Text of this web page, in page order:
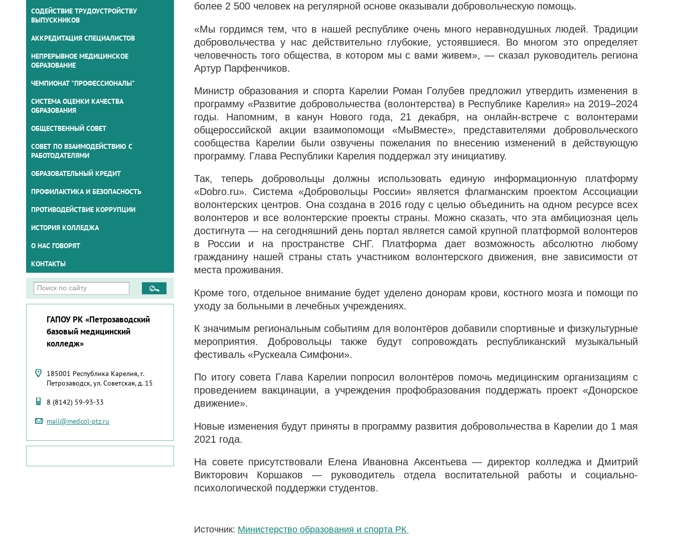
СОДЕЙСТВИЕ ТРУДОУСТРОЙСТВУ
ВЫПУСКНИКОВ
АККРЕДИТАЦИЯ СПЕЦИАЛИСТОВ
НЕПРЕРЫВНОЕ МЕДИЦИНСКОЕ
ОБРАЗОВАНИЕ
ЧЕМПИОНАТ "ПРОФЕССИОНАЛЫ"
СИСТЕМА ОЦЕНКИ КАЧЕСТВА
ОБРАЗОВАНИЯ
ОБЩЕСТВЕННЫЙ СОВЕТ
СОВЕТ ПО ВЗАИМОДЕЙСТВИЮ С
РАБОТОДАТЕЛЯМИ
ОБРАЗОВАТЕЛЬНЫЙ КРЕДИТ
ПРОФИЛАКТИКА И БЕЗОПАСНОСТЬ
ПРОТИВОДЕЙСТВИЕ КОРРУПЦИИ
ИСТОРИЯ КОЛЛЕДЖА
О НАС ГОВОРЯТ
КОНТАКТЫ
ГАПОУ РК «Петрозаводский
базовый медицинский
колледж»
185001 Республика Карелия, г.
Петрозаводск, ул. Советская, д. 15
8 (8142) 59-93-33
mail@medcol-ptz.ru
более 2 500 человек на регулярной основе оказывали добровольческую помощь.
«Мы гордимся тем, что в нашей республике очень много неравнодушных людей. Традиции
добровольчества у нас действительно глубокие, устоявшиеся. Во многом это определяет
человечность того общества, в котором мы с вами живем», — сказал руководитель региона
Артур Парфенчиков.
Министр образования и спорта Карелии Роман Голубев предложил утвердить изменения в
программу «Развитие добровольчества (волонтерства) в Республике Карелия» на 2019–2024
годы. Напомним, в канун Нового года, 21 декабря, на онлайн-встрече с волонтерами
общероссийской акции взаимопомощи «МыВместе», представителями добровольческого
сообщества Карелии были озвучены пожелания по внесению изменений в действующую
программу. Глава Республики Карелия поддержал эту инициативу.
Так, теперь добровольцы должны использовать единую информационную платформу
«Dobro.ru». Cистема «Добровольцы России» является флагманским проектом Ассоциации
волонтерских центров. Она создана в 2016 году с целью объединить на одном ресурсе всех
волонтеров и все волонтерские проекты страны. Можно сказать, что эта амбициозная цель
достигнута — на сегодняшний день портал является самой крупной платформой волонтеров
в России и на пространстве СНГ. Платформа дает возможность абсолютно любому
гражданину нашей страны стать участником волонтерского движения, вне зависимости от
места проживания.
Кроме того, отдельное внимание будет уделено донорам крови, костного мозга и помощи по
уходу за больными в лечебных учреждениях.
К значимым региональным событиям для волонтёров добавили спортивные и физкультурные
мероприятия. Добровольцы также будут сопровождать республиканский музыкальный
фестиваль «Рускеала Симфони».
По итогу совета Глава Карелии попросил волонтёров помочь медицинским организациям с
проведением вакцинации, а учреждения профобразования поддержать проект «Донорское
движение».
Новые изменения будут приняты в программу развития добровольчества в Карелии до 1 мая
2021 года.
На совете присутствовали Елена Ивановна Аксентьева — директор колледжа и Дмитрий
Викторович Коршаков — руководитель отдела воспитательной работы и социально-
психологической поддержки студентов.
Источник: Министерство образования и спорта РК